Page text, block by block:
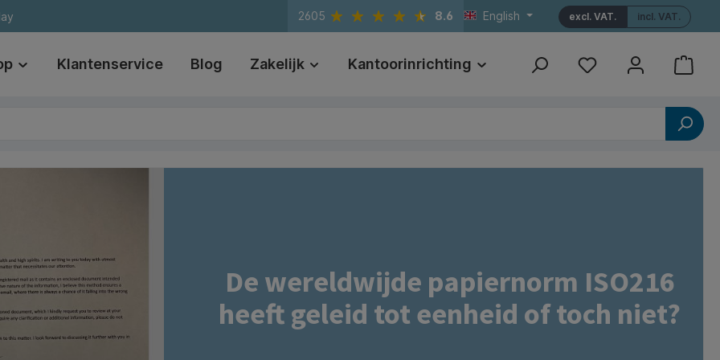
2605 8.6 English incl. VAT.
excl. VAT.
Klantenservice Blog Zakelijk Kantoorinrichting Print Referenties
De wereldwijde papiernorm ISO216
heeft geleid tot eenheid of toch niet?